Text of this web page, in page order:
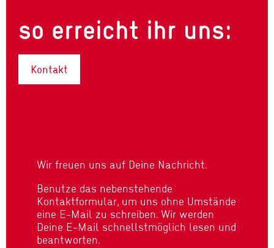
so erreicht ihr uns:
Kontakt
Wir freuen uns auf Deine Nachricht.
Benutze das nebenstehende
Kontaktformular, um uns ohne Umstände
eine E-Mail zu schreiben. Wir werden
Deine E-Mail schnellstmöglich lesen und
beantworten.